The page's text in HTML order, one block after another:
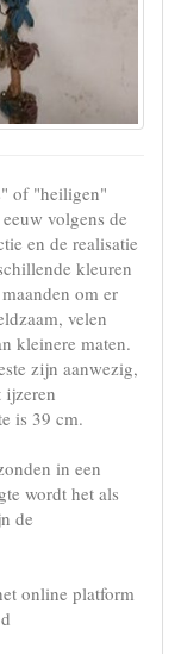
of "heiligen"
volgens de
en de realisatie
kleuren
om er
velen
kleinere maten.
zijn aanwezig,
ijzeren
is 39 cm.
in een
wordt het als
de
online platform